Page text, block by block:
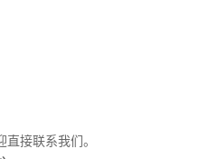
接联系我们。